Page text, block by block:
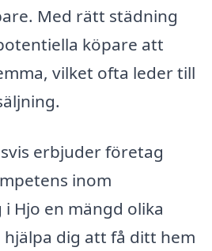
Med rätt städning
köpare att
vilket ofta leder till
erbjuder företag
inom
Hjo en mängd olika
dig att få ditt hem